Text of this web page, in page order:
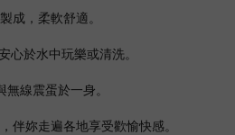
成， 柔軟舒適。
心於水中玩樂或清洗。
無線震蛋於一身。
伴妳走遍各地享受歡愉快感。